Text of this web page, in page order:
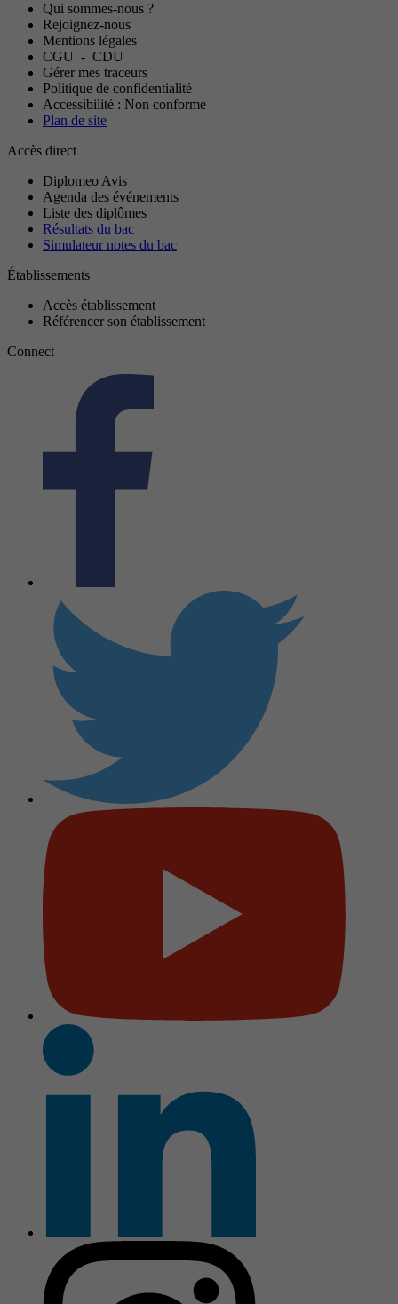
Qui sommes-nous ?
Rejoignez-nous
Mentions légales
CGU - CDU
Gérer mes traceurs
Politique de confidentialité
Accessibilité : Non conforme
Plan de site
Accès direct
Diplomeo Avis
Agenda des événements
Liste des diplômes
Résultats du bac
Simulateur notes du bac
Établissements
Accès établissement
Référencer son établissement
Connect